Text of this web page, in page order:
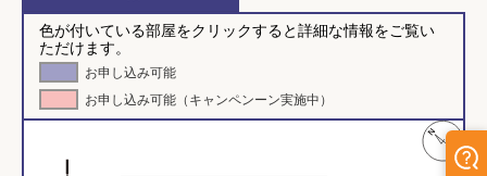
色が付いている部屋をクリックすると詳細な情報をご覧い
ただけます。
お申し込み可能
お申し込み可能（キャンペンーン実施中）